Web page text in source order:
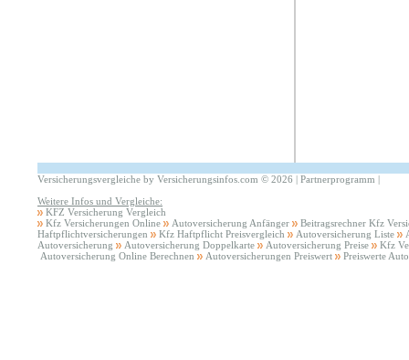
Versicherungsvergleiche by Versicherungsinfos.com © 2026 | Partnerprogramm |
Weitere Infos und Vergleiche:
KFZ Versicherung Vergleich
Kfz Versicherungen Online
Autoversicherung Anfänger
Beitragsrechner Kfz
Haftpflichtversicherungen
Kfz Haftpflicht Preisvergleich Autoversicherung Liste
Autoversicherung
Autoversicherung Doppelkarte Autoversicherung Preise
Kfz
Autoversicherung Online Berechnen
Autoversicherungen Preiswert Preiswerte